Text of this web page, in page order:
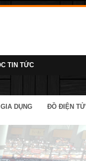
TIN TỨC
DỤNG ĐỒ ĐIỆN TỬ